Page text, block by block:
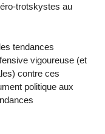
trotskystes au
tendances
vigoureuse (et
contre ces
politique aux